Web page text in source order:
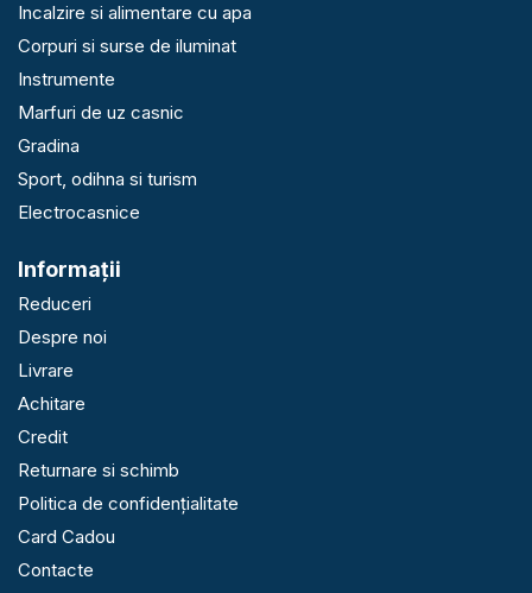
Incalzire si alimentare cu apa
Corpuri si surse de iluminat
Instrumente
Marfuri de uz casnic
Gradina
Sport, odihna si turism
Electrocasnice
Informaţii
Reduceri
Despre noi
Livrare
Achitare
Credit
Returnare si schimb
Politica de confidențialitate
Card Cadou
Contacte